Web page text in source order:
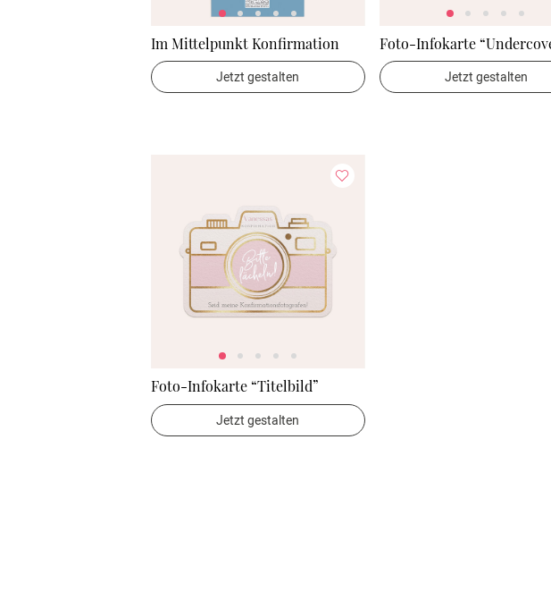
Im Mittelpunkt Konfirmation
Jetzt gestalten
Foto-Infokarte
Jetzt gestalten
Foto-Infokarte “Titelbild”
Jetzt gestalten